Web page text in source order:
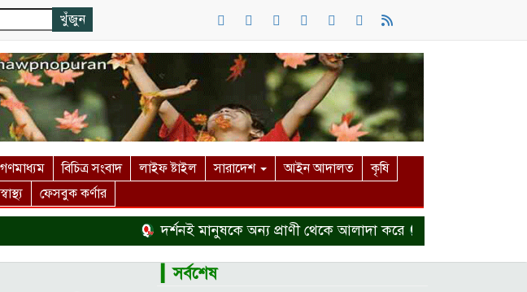
গণমাধ্যম বিচিত্র সংবাদ লাইফ ষ্টাইল সারাদেশ আইন আদালত
কৃষি
স্বাস্থ্য ফেসবুক কর্ণার
দর্শনই মানুষকে অন্য প্রাণী থেকে আলাদা করে হত্যা মামলা থেকে
▎সর্বশেষ